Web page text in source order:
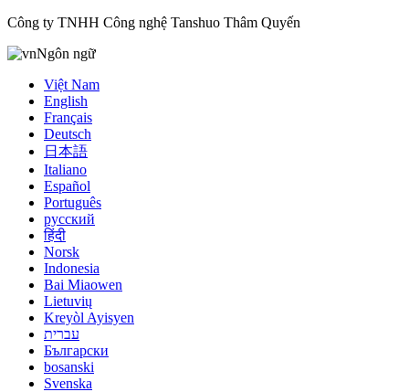
Công ty TNHH Công nghệ Tanshuo Thâm Quyến
Ngôn ngữ
Việt Nam
English
Français
Deutsch
日本語
Italiano
Español
Português
русский
हिंदी
Norsk
Indonesia
Bai Miaowen
Lietuvių
Kreyòl Ayisyen
עברית
Български
bosanski
Svenska